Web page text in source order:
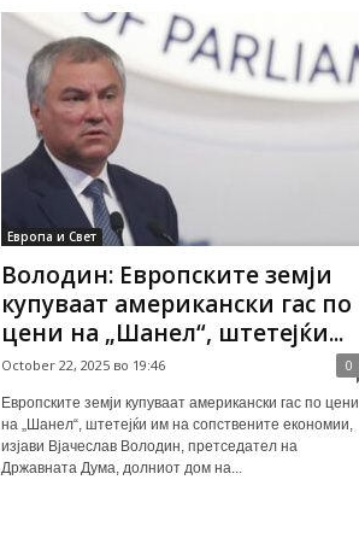
Европа и Свет
Володин: Европските земји
купуваат американски гас по
цени на „Шанел“, штетејќи...
October 22, 2025 во 19:46 0
Европските земји купуваат американски гас по цени
на „Шанел“, штетејќи им на сопствените економии,
изјави Вјачеслав Володин, претседател на
Државната Дума, долниот дом на...